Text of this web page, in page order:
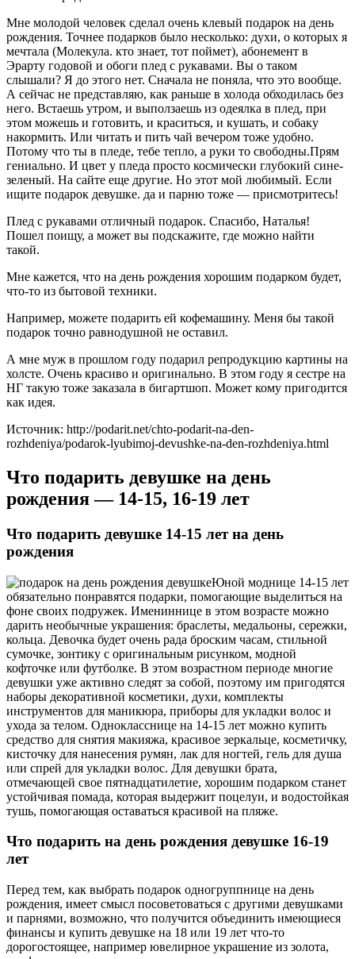
Мне молодой человек сделал очень клевый подарок на день
рождения. Точнее подарков было несколько: духи, о которых я
мечтала (Молекула. кто знает, тот поймет), абонемент в
Эрарту годовой и обоги плед с рукавами. Вы о таком
слышали? Я до этого нет. Сначала не поняла, что это вообще.
А сейчас не представляю, как раньше в холода обходилась без
него. Встаешь утром, и выползаешь из одеялка в плед, при
этом можешь и готовить, и краситься, и кушать, и собаку
накормить. Или читать и пить чай вечером тоже удобно.
Потому что ты в пледе, тебе тепло, а руки то свободны.Прям
гениально. И цвет у пледа просто космически глубокий сине-
зеленый. На сайте еще другие. Но этот мой любимый. Если
ищите подарок девушке. да и парню тоже — присмотритесь!
Плед с рукавами отличный подарок. Спасибо, Наталья!
Пошел поищу, а может вы подскажите, где можно найти
такой.
Мне кажется, что на день рождения хорошим подарком будет,
что-то из бытовой техники.
Например, можете подарить ей кофемашину. Меня бы такой
подарок точно равнодушной не оставил.
А мне муж в прошлом году подарил репродукцию картины на
холсте. Очень красиво и оригинально. В этом году я сестре на
НГ такую тоже заказала в бигартшоп. Может кому пригодится
как идея.
Источник: http://podarit.net/chto-podarit-na-den-
rozhdeniya/podarok-lyubimoj-devushke-na-den-rozhdeniya.html
Что подарить девушке на день
рождения — 14-15, 16-19 лет
Что подарить девушке 14-15 лет на день
рождения
Юной моднице 14-15 лет
обязательно понравятся подарки, помогающие выделиться на
фоне своих подружек. Имениннице в этом возрасте можно
дарить необычные украшения: браслеты, медальоны, сережки,
кольца. Девочка будет очень рада броским часам, стильной
сумочке, зонтику с оригинальным рисунком, модной
кофточке или футболке. В этом возрастном периоде многие
девушки уже активно следят за собой, поэтому им пригодятся
наборы декоративной косметики, духи, комплекты
инструментов для маникюра, приборы для укладки волос и
ухода за телом. Однокласснице на 14-15 лет можно купить
средство для снятия макияжа, красивое зеркальце, косметичку,
кисточку для нанесения румян, лак для ногтей, гель для душа
или спрей для укладки волос. Для девушки брата,
отмечающей свое пятнадцатилетие, хорошим подарком станет
устойчивая помада, которая выдержит поцелуи, и водостойкая
тушь, помогающая оставаться красивой на пляже.
Что подарить на день рождения девушке 16-19
лет
Перед тем, как выбрать подарок одногруппнице на день
рождения, имеет смысл посоветоваться с другими девушками
и парнями, возможно, что получится объединить имеющиеся
финансы и купить девушке на 18 или 19 лет что-то
дорогостоящее, например ювелирное украшение из золота,